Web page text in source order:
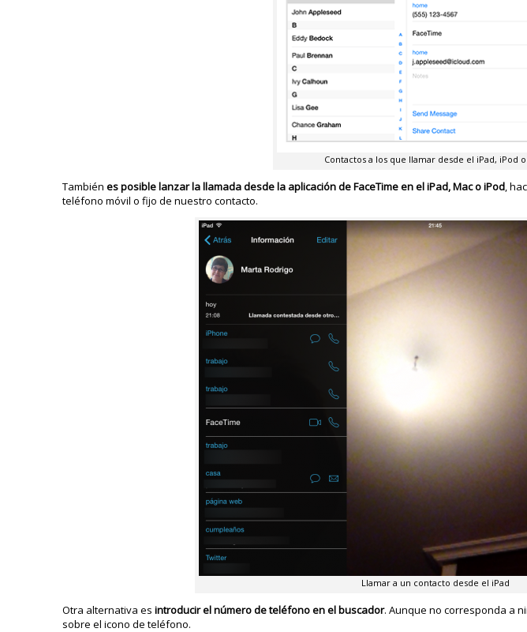
Contactos a los que llamar desde el iPad, iPod
Tambiénes posible lanzar la llamada desde la aplicación de FaceTime en el iPad, Mac o iPod,
teléfono móvil o fijo de nuestro contacto.
Llamar a un contacto desde el iPad
Otra alternativa esintroducir el número de teléfono en el buscador. Aunque no corresponda a
sobre el icono de teléfono.